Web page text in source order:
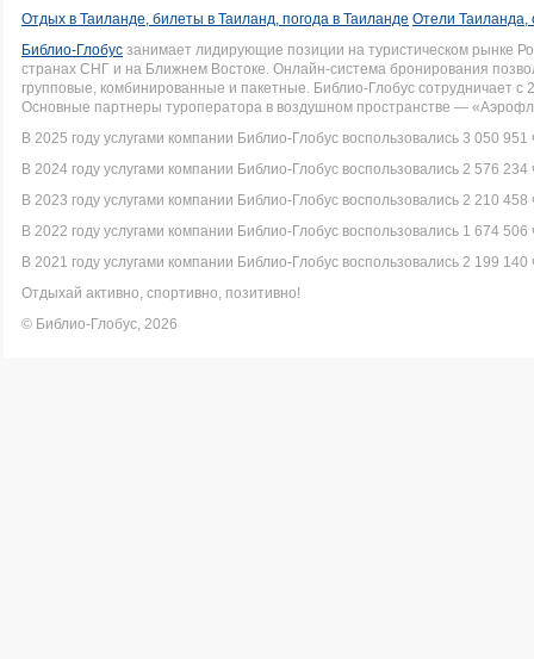
Отдых в Таиланде, билеты в Таиланд, погода в Таиланде Отели Таиланда,
Библио-Глобус занимает лидирующие позиции на туристическом рынке
странах СНГ и на Ближнем Востоке. Онлайн-система бронирования
групповые, комбинированные и пакетные. Библио-Глобус сотрудничает
Основные партнеры туроператора в воздушном пространстве —
В 2025 году услугами компании Библио-Глобус воспользовались 3 050 951
В 2024 году услугами компании Библио-Глобус воспользовались 2 576 234
В 2023 году услугами компании Библио-Глобус воспользовались 2 210 458
В 2022 году услугами компании Библио-Глобус воспользовались 1 674 506
В 2021 году услугами компании Библио-Глобус воспользовались 2 199 140
Отдыхай активно, спортивно, позитивно!
© Библио-Глобус, 2026